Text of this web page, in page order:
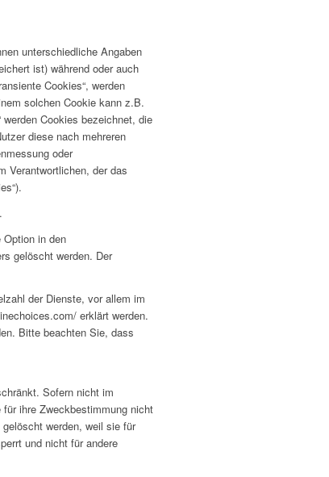
unterschiedliche Angaben
ist) während oder auch
Cookies“, werden
solchen Cookie kann z.B.
werden Cookies bezeichnet, die
diese nach mehreren
oder
Verantwortlichen, der das
in den
gelöscht werden. Der
der Dienste, vor allem im
erklärt werden.
Bitte beachten Sie, dass
Sofern nicht im
ihre Zweckbestimmung nicht
werden, weil sie für
und nicht für andere